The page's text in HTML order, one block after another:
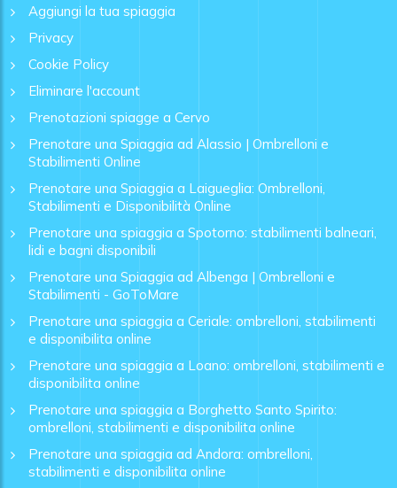
Aggiungi la tua spiaggia
Privacy
Cookie Policy
Eliminare l'account
Prenotazioni spiagge a Cervo
Prenotare una Spiaggia ad Alassio | Ombrelloni e
Stabilimenti Online
Prenotare una Spiaggia a Laigueglia: Ombrelloni,
Stabilimenti e Disponibilità Online
Prenotare una spiaggia a Spotorno: stabilimenti balneari,
lidi e bagni disponibili
Prenotare una Spiaggia ad Albenga | Ombrelloni e
Stabilimenti - GoToMare
Prenotare una spiaggia a Ceriale: ombrelloni, stabilimenti
e disponibilita online
Prenotare una spiaggia a Loano: ombrelloni, stabilimenti e
disponibilita online
Prenotare una spiaggia a Borghetto Santo Spirito:
ombrelloni, stabilimenti e disponibilita online
Prenotare una spiaggia ad Andora: ombrelloni,
stabilimenti e disponibilita online